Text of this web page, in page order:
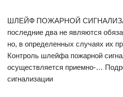
ШЛЕЙФ ПОЖАРНОЙ
последние два не являются
но, в определенных случаях их
Контроль шлейфа пожарной
осуществляется приемно-…
сигнализации